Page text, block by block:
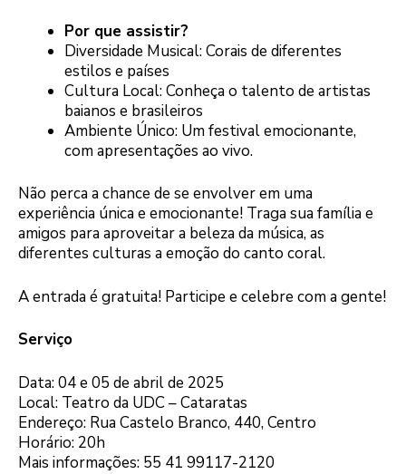
Por que assistir?
Diversidade Musical: Corais de diferentes
estilos e países
Cultura Local: Conheça o talento de artistas
baianos e brasileiros
Ambiente Único: Um festival emocionante,
com apresentações ao vivo.
Não perca a chance de se envolver em uma
experiência única e emocionante! Traga sua família e
amigos para aproveitar a beleza da música, as
diferentes culturas a emoção do canto coral.
A entrada é gratuita! Participe e celebre com a gente!
Serviço
Data: 04 e 05 de abril de 2025
Local: Teatro da UDC – Cataratas
Endereço: Rua Castelo Branco, 440, Centro
Horário: 20h
Mais informações: 55 41 99117-2120